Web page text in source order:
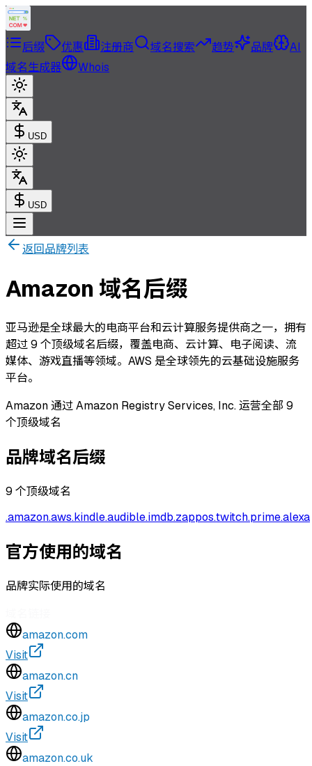
后缀 优惠 注册商 域名搜索 趋势 品牌
AI
域名生成器
Whois
USD
USD
返回品牌列表
Amazon 域名后缀
亚马逊是全球最大的电商平台和云计算服务提供商之一，拥有
超过 9 个顶级域名后缀，覆盖电商、云计算、电子阅读、流
媒体、游戏直播等领域。AWS 是全球领先的云基础设施服务
平台。
Amazon 通过 Amazon Registry Services, Inc. 运营全部 9
个顶级域名
品牌域名后缀
9 个顶级域名
.amazon.aws.kindle.audible.imdb.zappos.twitch.prime.alexa
官方使用的域名
品牌实际使用的域名
amazon.com
Visit
amazon.cn
Visit
amazon.co.jp
Visit
amazon.co.uk